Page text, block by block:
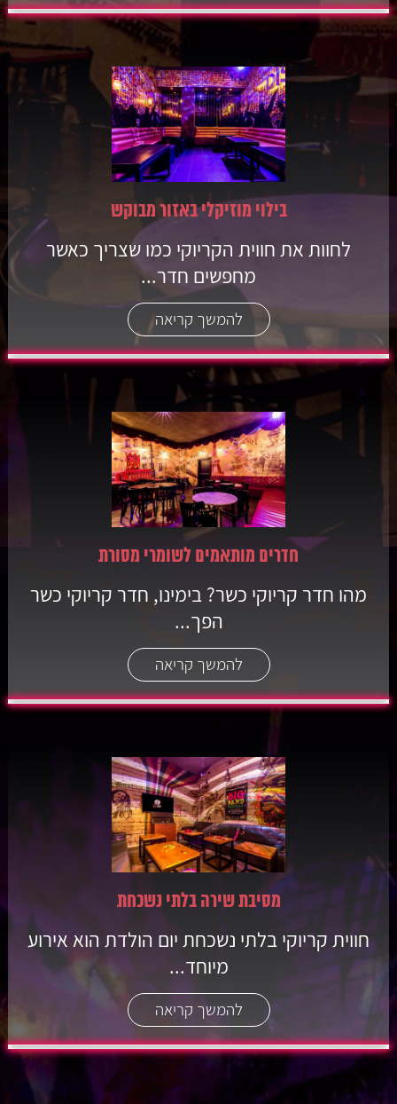
בילוי מוזיקלי באזור מבוקש
לחוות את חווית הקריוקי כמו שצריך כאשר
מחפשים חדר...
להמשך קריאה
חדרים מותאמים לשומרי מסורת
מהו חדר קריוקי כשר? בימינו, חדר קריוקי כשר
הפך...
להמשך קריאה
מסיבת שירה בלתי נשכחת
חווית קריוקי בלתי נשכחת יום הולדת הוא אירוע
מיוחד...
להמשך קריאה